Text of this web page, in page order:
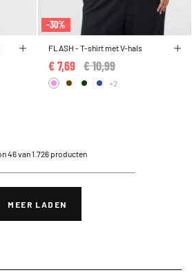
-30%
FLASH - T-shirt met V-hals
Price reduced from
€ 10,99
€ 7,69
+2
46 van 1.726 producten
MEER LADEN